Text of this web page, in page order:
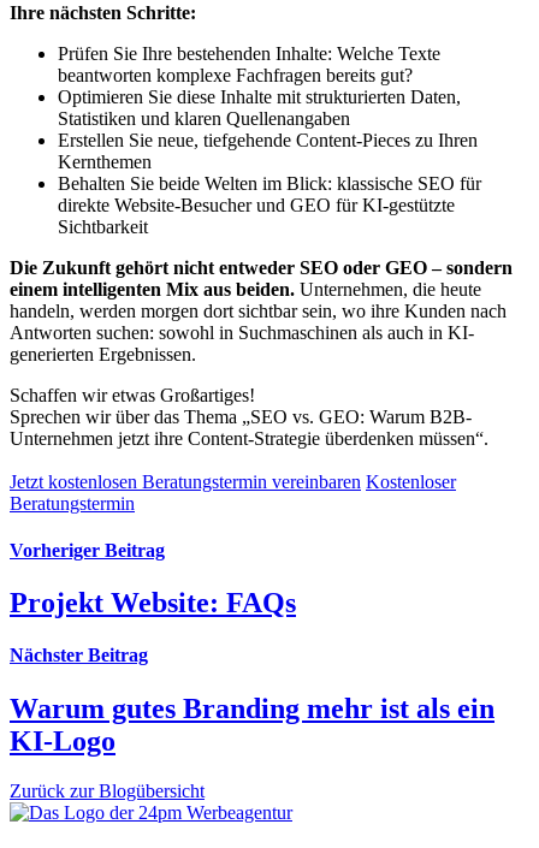
Ihre nächsten Schritte:
Prüfen Sie Ihre bestehenden Inhalte: Welche Texte
beantworten komplexe Fachfragen bereits gut?
Optimieren Sie diese Inhalte mit strukturierten Daten,
Statistiken und klaren Quellenangaben
Erstellen Sie neue, tiefgehende Content-Pieces zu Ihren
Kernthemen
Behalten Sie beide Welten im Blick: klassische SEO für
direkte Website-Besucher und GEO für KI-gestützte
Sichtbarkeit
Die Zukunft gehört nicht entweder SEO oder GEO – sondern
einem intelligenten Mix aus beiden. Unternehmen, die heute
handeln, werden morgen dort sichtbar sein, wo ihre Kunden nach
Antworten suchen: sowohl in Suchmaschinen als auch in KI-
generierten Ergebnissen.
Schaffen wir etwas Großartiges!
Sprechen wir über das Thema „SEO vs. GEO: Warum B2B-
Unternehmen jetzt ihre Content-Strategie überdenken müssen“.
Jetzt kostenlosen Beratungstermin vereinbaren Kostenloser
Beratungstermin
Vorheriger Beitrag
Projekt Website: FAQs
Nächster Beitrag
Warum gutes Branding mehr ist als ein
KI-Logo
Zurück zur Blogübersicht